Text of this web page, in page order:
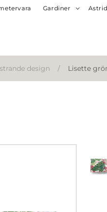
Gardiner
design / Lisette